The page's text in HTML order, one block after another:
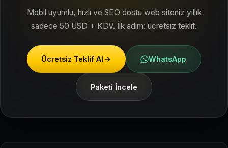
Mobil uyumlu, hızlı ve SEO dostu web siteniz yıllık
sadece 50 USD + KDV. İlk adım: ücretsiz teklif.
Ücretsiz Teklif Al WhatsApp
Paketi İncele